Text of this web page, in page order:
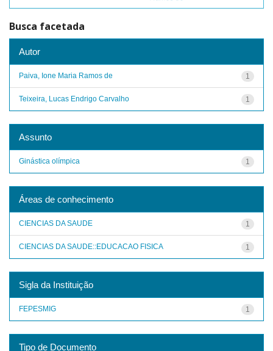
Busca facetada
Autor
1
Paiva, Ione Maria Ramos de
1
Teixeira, Lucas Endrigo Carvalho
Assunto
1
Ginástica olímpica
Áreas de conhecimento
1
CIENCIAS DA SAUDE
1
CIENCIAS DA SAUDE::EDUCACAO FISICA
Sigla da Instituição
1
FEPESMIG
Tipo de Documento